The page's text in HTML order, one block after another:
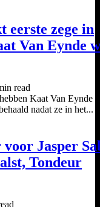
eerste zege in
Van Eynde
read
Kaat Van Eynde
nadat ze in het...
Jasper
Tondeur